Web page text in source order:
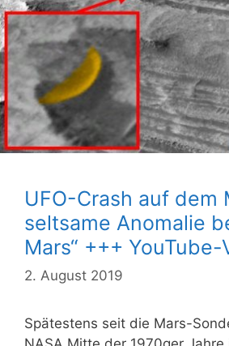
UFO-Crash auf dem
seltsame Anomalie
Mars“ +++
2. August 2019
Spätestens seit die Mars-